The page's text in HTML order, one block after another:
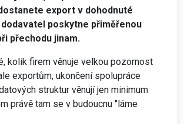
export v dohodnuté
dodavatel poskytne přiměřenou
přechodu jinam.
kolik firem věnuje velkou pozornost
exportům, ukončení spolupráce
struktur věnují jen minimum
právě tam se v budoucnu "láme